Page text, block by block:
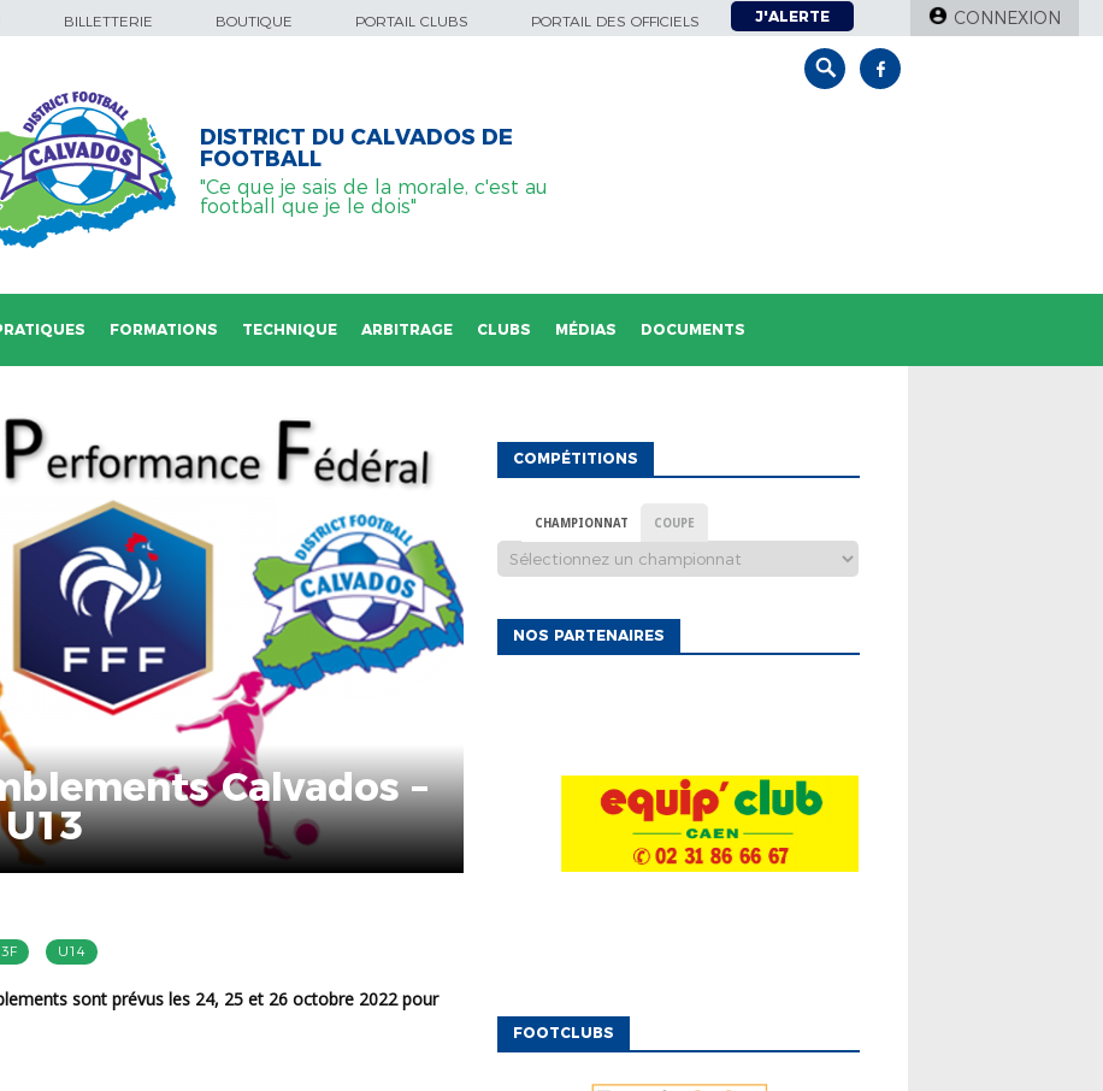
BILLETTERIE BOUTIQUE PORTAIL CLUBS PORTAIL DES OFFICIELS J'ALERTE CONNEXION
DISTRICT DU CALVADOS DE
FOOTBALL
"Ce que je sais de la morale, c'est au
football que je le dois"
FORMATIONS TECHNIQUE ARBITRAGE CLUBS MÉDIAS DOCUMENTS
Calvados –
U14
COMPÉTITIONS
CHAMPIONNAT COUPE
NOS PARTENAIRES
FOOTCLUBS